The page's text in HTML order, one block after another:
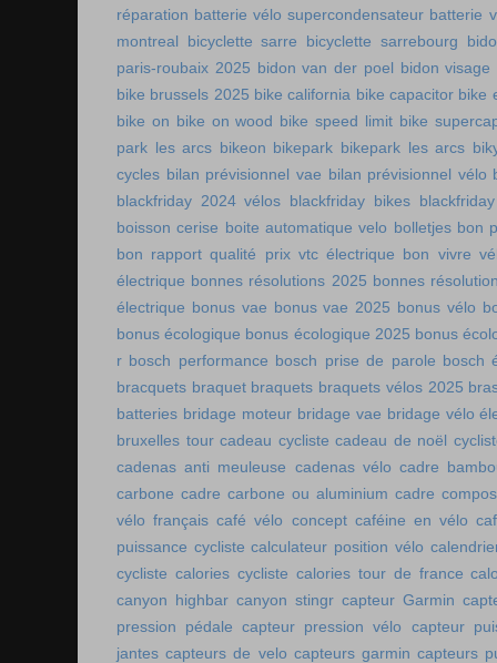
réparation batterie vélo supercondensateur batterie
montreal
bicyclette sarre bicyclette sarrebourg
paris-roubaix 2025 bidon van der poel bidon visage
bike brussels 2025 bike california bike capacitor bike
bike on bike on wood bike speed limit bike
park les arcs bikeon bikepark bikepark les arcs
cycles bilan prévisionnel vae bilan prévisionnel vélo
blackfriday 2024 vélos blackfriday bikes
boisson cerise boite automatique velo bolletjes bon
bon rapport qualité prix vtc électrique bon vivre
électrique bonnes résolutions 2025 bonnes
électrique bonus vae bonus vae 2025 bonus vélo
bonus écologique bonus écologique 2025 bonus
r bosch performance bosch prise de parole bosch
bracquets braquet braquets braquets vélos 2025
batteries bridage moteur bridage vae bridage vélo
bruxelles tour cadeau cycliste cadeau de noël
cadenas anti meuleuse cadenas vélo cadre
carbone cadre carbone ou aluminium cadre
vélo français café vélo concept caféine en vélo
puissance cycliste calculateur position vélo
cycliste calories cycliste calories tour de france
canyon highbar canyon stingr capteur Garmin
pression pédale capteur pression vélo
capteur
jantes capteurs de velo capteurs garmin capteurs